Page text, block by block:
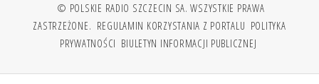
© POLSKIE RADIO SZCZECIN SA. WSZYSTKIE PRAWA
ZASTRZEŻONE. REGULAMIN KORZYSTANIA Z PORTALU POLITYKA
PRYWATNOŚCI BIULETYN INFORMACJI PUBLICZNEJ